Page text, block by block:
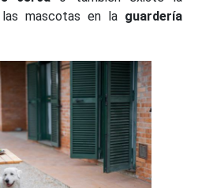
mascotas en la guardería